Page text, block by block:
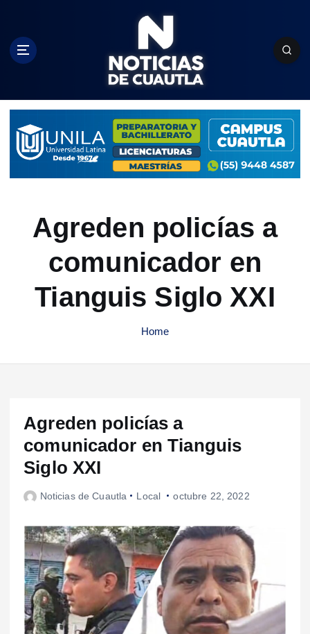
c
Agreden policías a
comunicador en
Tianguis Siglo XXI
Home
Agreden policías a
comunicador en Tianguis
Siglo XXI
Noticias de Cuautla Local octubre 22, 2022